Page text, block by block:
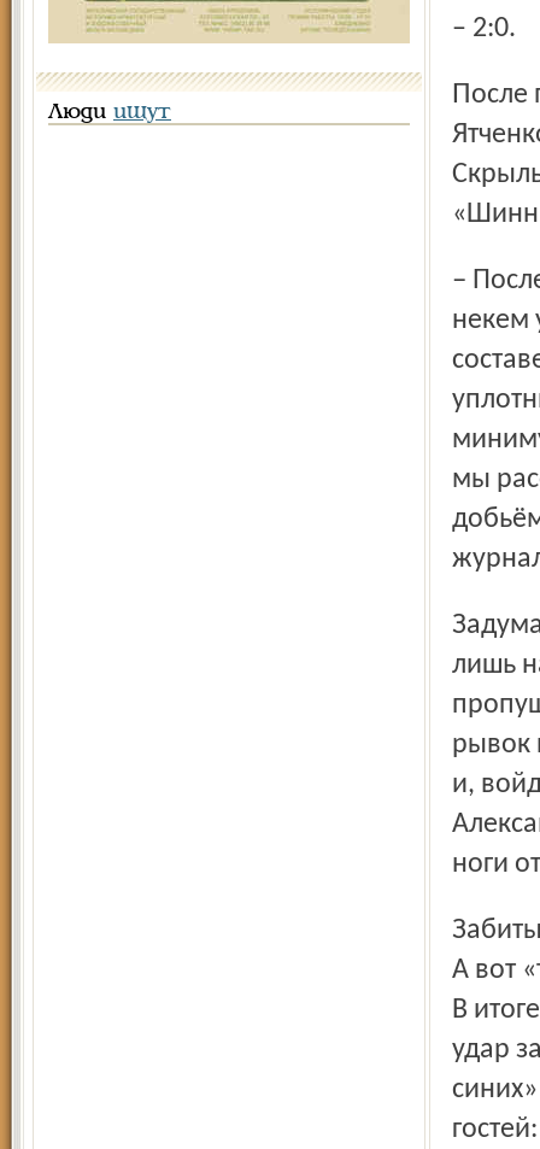
Люди ищут
– 2:0.
После перерыва Юрий Газзаев выпустил на поле Евгения
– Последние матчи показали, что нам по ходу встречи
некем
мы
Задуманное Газзаевым начало воплощаться в реальность
лишь
рывок
и,
ноги
Забитый гол придал хозяевам поля дополнительных сил.
А вот
В
удар